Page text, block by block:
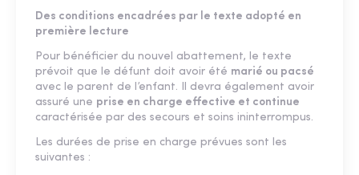
Des conditions encadrées par le texte adopté en
première lecture
Pour bénéficier du nouvel abattement, le texte
prévoit que le défunt doit avoir été marié ou pacsé
avec le parent de l’enfant. Il devra également avoir
assuré une prise en charge effective et continue
caractérisée par des secours et soins ininterrompus.
Les durées de prise en charge prévues sont les
suivantes :